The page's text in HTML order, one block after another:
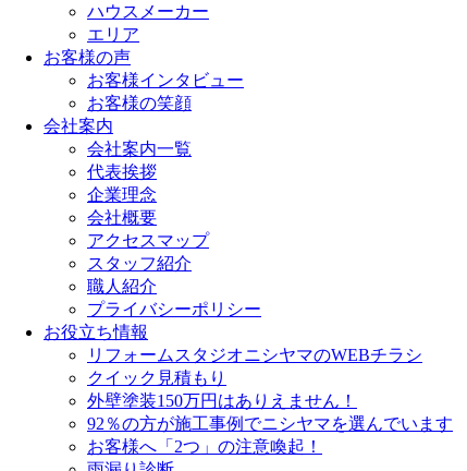
ハウスメーカー
エリア
お客様の声
お客様インタビュー
お客様の笑顔
会社案内
会社案内一覧
代表挨拶
企業理念
会社概要
アクセスマップ
スタッフ紹介
職人紹介
プライバシーポリシー
お役立ち情報
リフォームスタジオニシヤマのWEBチラシ
クイック見積もり
外壁塗装150万円はありえません！
92％の方が施工事例でニシヤマを選んでいます
お客様へ「2つ」の注意喚起！